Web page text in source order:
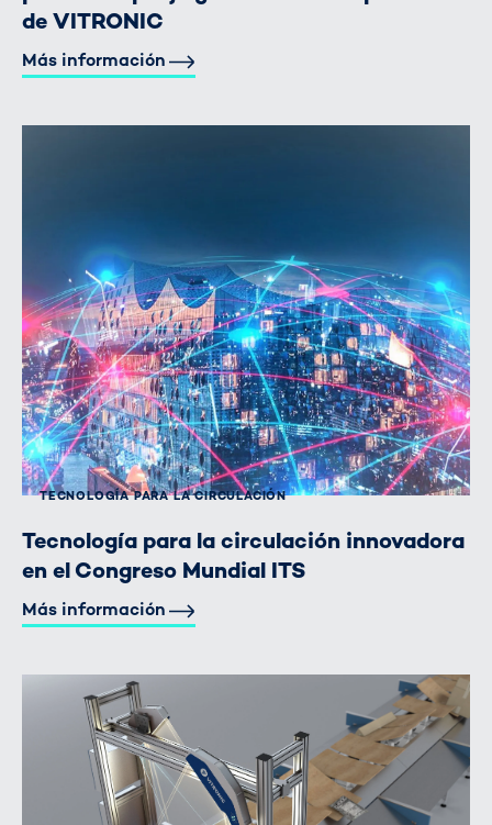
de VITRONIC
Más información
TECNOLOGÍA PARA LA CIRCULACIÓN
Tecnología para la circulación innovadora
en el Congreso Mundial ITS
Más información